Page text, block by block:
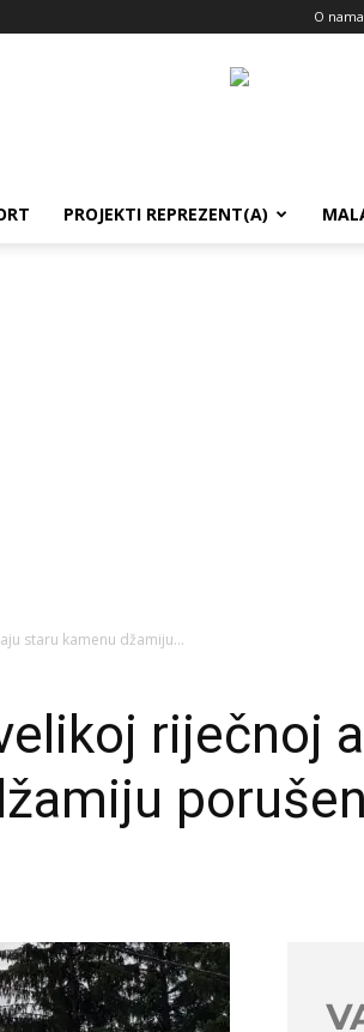
O nama
PROJEKTI REPREZENT(A)
staru kamenu džamiju...
riječnoj